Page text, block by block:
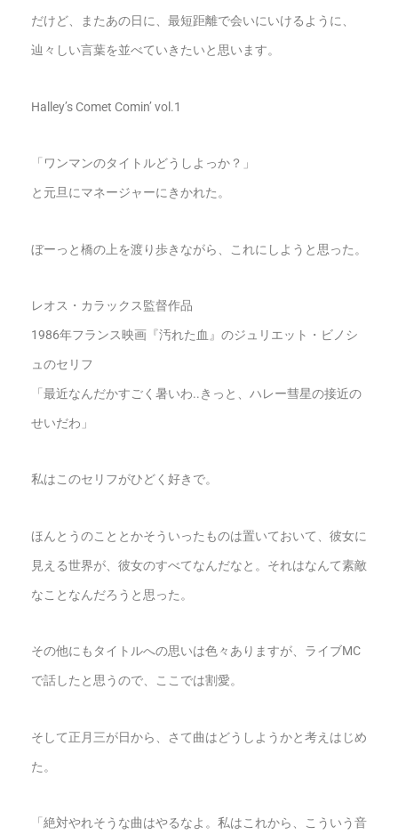
だけど、またあの日に、最短距離で会いにいけるように、
辿々しい言葉を並べていきたいと思います。
Halley’s Comet Comin’ vol.1
「ワンマンのタイトルどうしよっか？」
と元旦にマネージャーにきかれた。
ぼーっと橋の上を渡り歩きながら、これにしようと思った。
レオス・カラックス監督作品
1986年フランス映画『汚れた血』のジュリエット・ビノシ
ュのセリフ
「最近なんだかすごく暑いわ..きっと、ハレー彗星の接近の
せいだわ」
私はこのセリフがひどく好きで。
ほんとうのこととかそういったものは置いておいて、彼女に
見える世界が、彼女のすべてなんだなと。それはなんて素敵
なことなんだろうと思った。
その他にもタイトルへの思いは色々ありますが、ライブMC
で話したと思うので、ここでは割愛。
そして正月三が日から、さて曲はどうしようかと考えはじめ
た。
「絶対やれそうな曲はやるなよ。私はこれから、こういう音